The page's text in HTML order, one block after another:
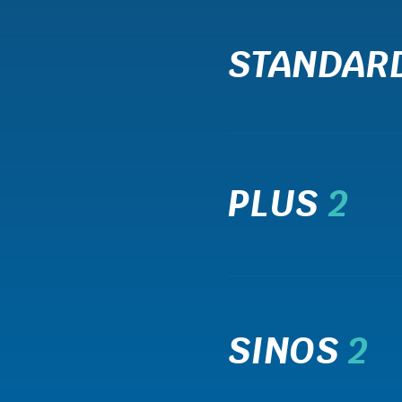
PLUS 2
SINOS2